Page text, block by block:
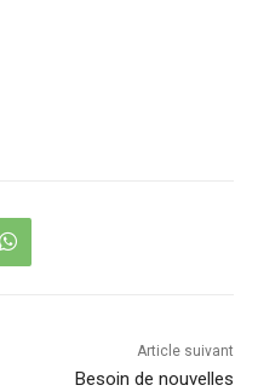
Article suivant
Besoin de nouvelles